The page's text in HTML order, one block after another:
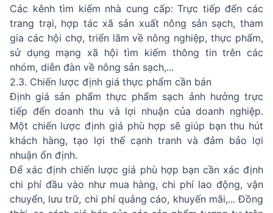
Các kênh tìm kiếm nhà cung cấp: Trực tiếp đến các
trang trại, hợp tác xã sản xuất nông sản sạch, tham
gia các hội chợ, triển lãm về nông nghiệp, thực phẩm,
sử dụng mạng xã hội tìm kiếm thông tin trên các
nhóm, diễn đàn về nông sản sạch,...
2.3. Chiến lược định giá thực phẩm cần bán
Định giá sản phẩm thực phẩm sạch ảnh hưởng trực
tiếp đến doanh thu và lợi nhuận của doanh nghiệp.
Một chiến lược định giá phù hợp sẽ giúp bạn thu hút
khách hàng, tạo lợi thế cạnh tranh và đảm bảo lợi
nhuận ổn định.
Để xác định chiến lược giá phù hợp bạn cần xác định
chi phí đầu vào như mua hàng, chi phí lao động, vận
chuyển, lưu trữ, chi phí quảng cáo, khuyến mãi,... Đồng